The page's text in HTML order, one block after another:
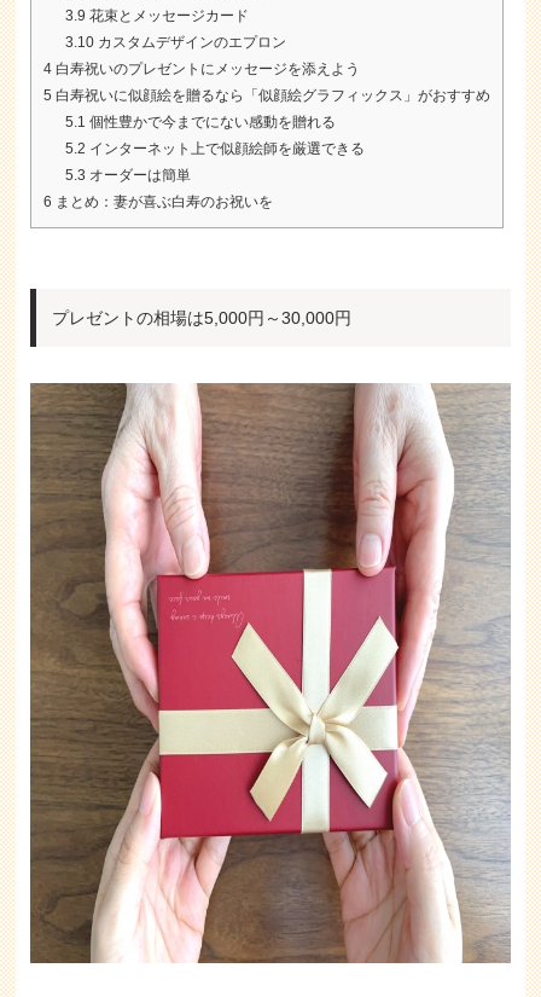
3.9 花束とメッセージカード
3.10 カスタムデザインのエプロン
4 白寿祝いのプレゼントにメッセージを添えよう
5 白寿祝いに似顔絵を贈るなら「似顔絵グラフィックス」がおすすめ
5.1 個性豊かで今までにない感動を贈れる
5.2 インターネット上で似顔絵師を厳選できる
5.3 オーダーは簡単
6 まとめ：妻が喜ぶ白寿のお祝いを
プレゼントの相場は5 ,000円～30,000円